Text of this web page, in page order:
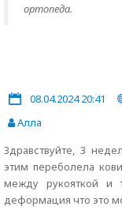
ортопеда.
08.04.2024 20:41
Алла
Здравствуйте, 3
этим переболела
между рукояткой и
деформация что это